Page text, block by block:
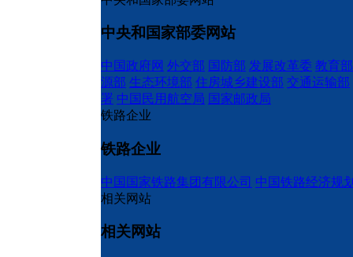
中央和国家部委网站
中国政府网 外交部 国防部 发展改革委 教育部
源部 生态环境部 住房城乡建设部 交通运输部
署 中国民用航空局 国家邮政局
铁路企业
铁路企业
中国国家铁路集团有限公司 中国铁路经济规
相关网站
相关网站